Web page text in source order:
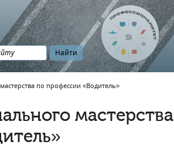
по профессии «Водитель»
мастерства